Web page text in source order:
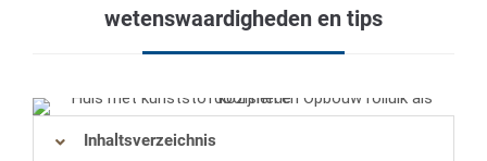
wetenswaardigheden en tips
Inhaltsverzeichnis